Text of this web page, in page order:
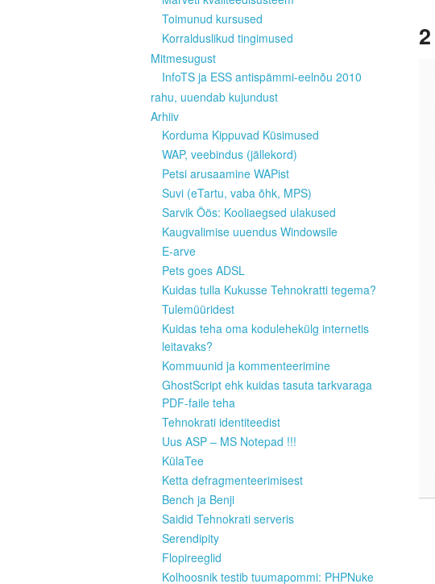
2
Toimunud kursused
Korralduslikud tingimused
Mitmesugust
InfoTS ja ESS antispämmi-eelnõu 2010
rahu, uuendab kujundust
Arhiiv
Korduma Kippuvad Küsimused
WAP, veebindus (jällekord)
Petsi arusaamine WAPist
Suvi (eTartu, vaba õhk, MPS)
Sarvik Öös: Kooliaegsed ulakused
Kaugvalimise uuendus Windowsile
E-arve
Pets goes ADSL
Kuidas tulla Kukusse Tehnokratti tegema?
Tulemüüridest
Kuidas teha oma kodulehekülg internetis
leitavaks?
Kommuunid ja kommenteerimine
GhostScript ehk kuidas tasuta tarkvaraga
PDF-faile teha
Tehnokrati identiteedist
Uus ASP – MS Notepad !!!
KülaTee
Ketta defragmenteerimisest
Bench ja Benji
Saidid Tehnokrati serveris
Serendipity
Flopireeglid
Kolhoosnik testib tuumapommi: PHPNuke